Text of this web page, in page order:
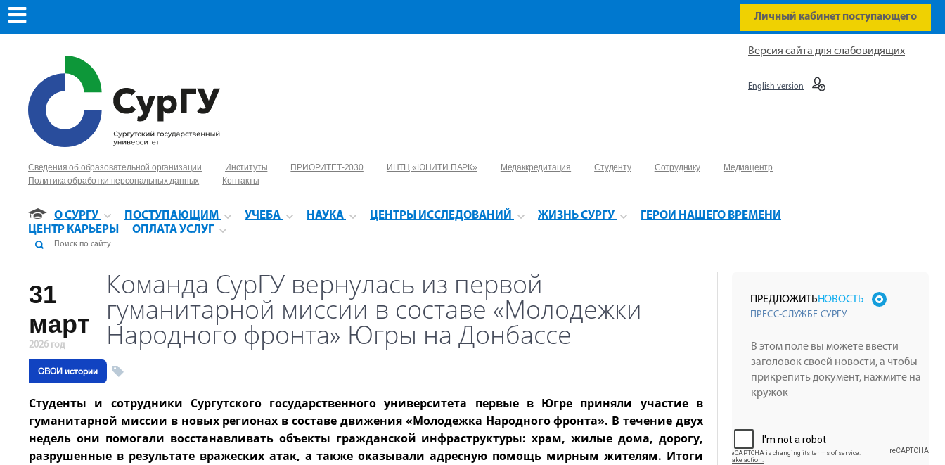
Личный кабинет поступающего
Сведения об образовательной организации Институты ПРИОРИТЕТ-2030 ИНТЦ «ЮНИТИ ПАРК» Медаккредитация Студенту Сотруднику
Медиацентр
Политика обработки персональных данных
Контакты
О СУРГУ ПОСТУПАЮЩИМ УЧЕБА НАУКА ЦЕНТРЫ ИССЛЕДОВАНИЙ ЖИЗНЬ СУРГУ
ГЕРОИ НАШЕГО ВРЕМЕНИ
ЦЕНТР КАРЬЕРЫ
ОПЛАТА УСЛУГ
Версия сайта для слабовидящих
English version
31
март
2026 год
Команда СурГУ вернулась из первой
гуманитарной миссии в составе «Молодежки
Народного фронта» Югры на Донбассе
СВОИ истории
Студенты и сотрудники Сургутского государственного университета первые в Югре приняли участие в
гуманитарной миссии в новых регионах в составе движения «Молодежка Народного фронта». В течение двух
недель они помогали восстанавливать объекты гражданской инфраструктуры: храм, жилые дома, дорогу,
разрушенные в результате вражеских атак, а также оказывали адресную помощь мирным жителям. Итоги
ПРЕДЛОЖИТЬНОВОСТЬ
ПРЕСС-СЛУЖБЕ СУРГУ